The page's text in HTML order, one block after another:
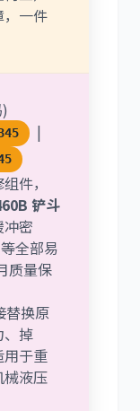
，一件
|
件，
铲斗
密
全部易
质量保
替换原
、掉
用于重
械液压